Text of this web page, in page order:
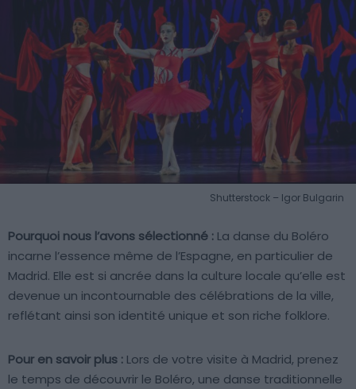
Shutterstock – Igor Bulgarin
Pourquoi nous l’avons sélectionné : La danse du Boléro
incarne l’essence même de l’Espagne, en particulier de
Madrid. Elle est si ancrée dans la culture locale qu’elle est
devenue un incontournable des célébrations de la ville,
reflétant ainsi son identité unique et son riche folklore.
Pour en savoir plus : Lors de votre visite à Madrid, prenez
le temps de découvrir le Boléro, une danse traditionnelle